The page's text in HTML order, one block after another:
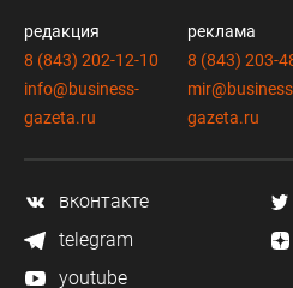
редакция
8 (843) 202-12-10
info@business-
gazeta.ru
реклама
8 (843) 203-
gazeta.ru
вконтакте
telegram
youtube